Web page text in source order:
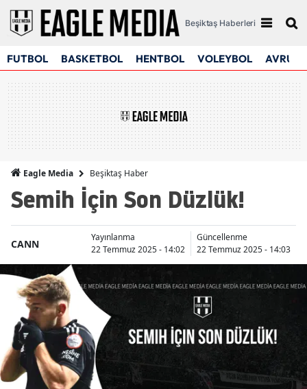
Beşiktaş Haberleri
FUTBOL BASKETBOL HENTBOL VOLEYBOL
Eagle Media Beşiktaş Haber
Semih İçin Son Düzlük!
CANN
Yayınlanma
22 Temmuz 2025 - 14:02
Güncellenme
22 Temmuz 2025 - 14:03